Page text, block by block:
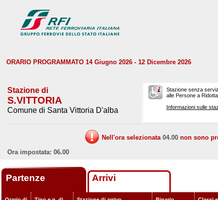
ORARIO PROGRAMMATO 14 Giugno 2026 - 12 Dicembre 2026
Stazione di
S.VITTORIA
Comune di Santa Vittoria D'alba
Stazione senza
alle Persone a
Informazioni sulle
Nell'ora selezionata 04.00 non sono
Ora impostata: 06.00
Partenze Arrivi